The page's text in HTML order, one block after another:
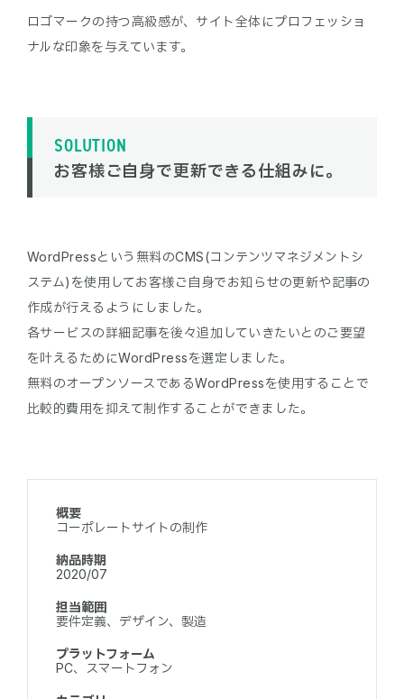
ロゴマークの持つ高級感が、サイト全体にプロフェッショ
SOLUTION
お客様ご自身で更新できる仕組みに。
WordPressという無料のCMS(コンテンツマネジメントシ
ステム)を使用してお客様ご自身でお知らせの更新や記事の
作成が行えるようにしました。
各サービスの詳細記事を後々追加していきたいとのご要望
を叶えるためにWordPressを選定しました。
無料のオープンソースであるWordPressを使用することで
概要
コーポレートサイトの制作
納品時期
2020/07
担当範囲
要件定義、デザイン、製造
プラットフォーム
PC、スマートフォン